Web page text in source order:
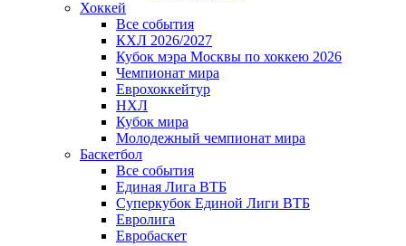
Хоккей
Все события
КХЛ 2026/2027
Кубок мэра Москвы по хоккею 2026
Чемпионат мира
Еврохоккейтур
НХЛ
Кубок мира
Молодежный чемпионат мира
Баскетбол
Все события
Единая Лига ВТБ
Суперкубок Единой Лиги ВТБ
Евролига
Евробаскет